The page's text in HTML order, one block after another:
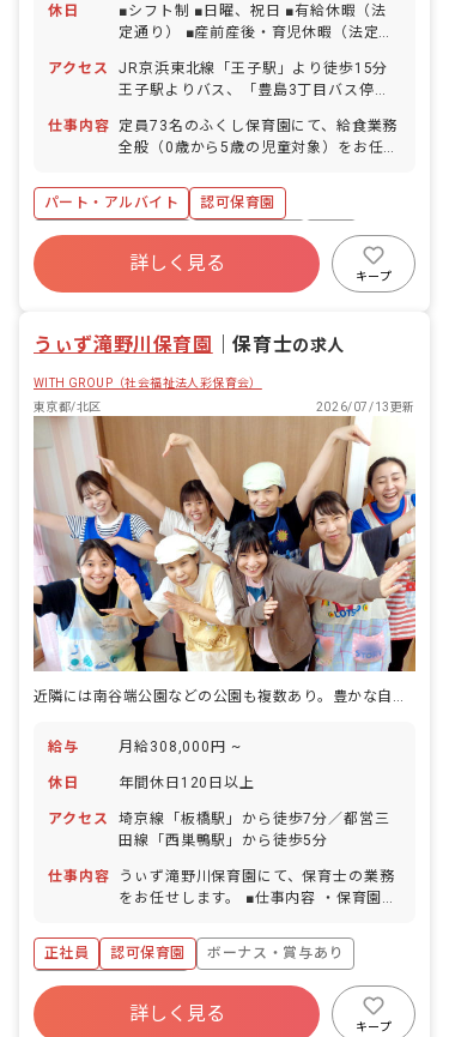
休日
■シフト制 ■日曜、祝日 ■有給休暇（法
定通り） ■産前産後・育児休暇（法定通
アクセス
JR京浜東北線「王子駅」より徒歩15分
王子駅よりバス、「豊島3丁目バス停」
仕事内容
定員73名のふくし保育園にて、給食業務
全般（0歳から5歳の児童対象）をお任せ
つを作っていただきます。 ※職員を含み
100食程度を提供しています。
パート・アルバイト
認可保育園
ボーナス・賞与あり
社会保険完備
有給
昇給昇進あり
産休育休制度
詳しく見る
キープ
うぃず滝野川保育園 ｜保育士の求人
WITH GROUP（社会福祉法人彩保育会）
東京都/北区
2026/07/13更新
給与 月給308,000円 ~
休日 年間休日120日以上
アクセス
埼京線「板橋駅」から徒歩7分／都営三
田線「西巣鴨駅」から徒歩5分
仕事内容
うぃず滝野川保育園にて、保育士の業務
をお任せします。 ■仕事内容 ・保育園で
研修だけではなく、新人さん向けのメン
ター制度も整えています。取り組みの1
つとして、園長先生のほかに「エリア園
長」が各園を定期的に巡回しています。
カウンセラーの様な立場として、お仕事
正社員 認可保育園
ボーナス・賞与あり
年間休日120日以上
寮・住宅・家賃補助あり
社会保険完備
詳しく見る
キープ